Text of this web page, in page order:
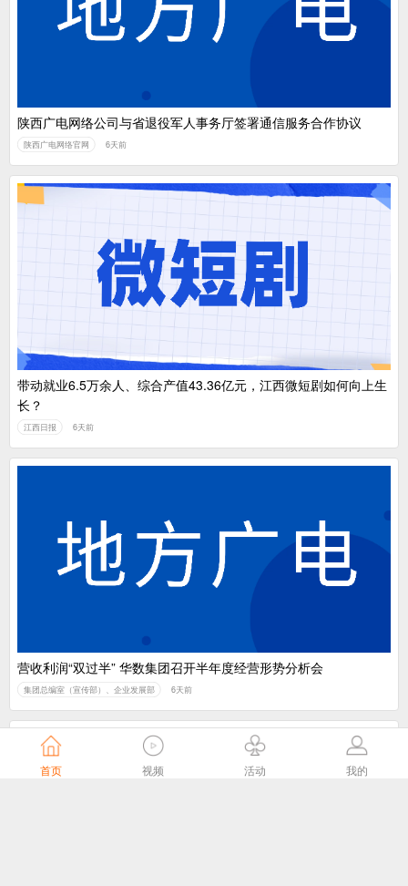
陕西广电网络公司与省退役军人事务厅签署通信服务合作协议
陕西广电网络官网 6天前
带动就业6.5万余人、综合产值43.36亿元，江西微短剧如何向上生
长？
江西日报 6天前
营收利润“双过半” 华数集团召开半年度经营形势分析会
集团总编室（宣传部）、企业发展部 6天前
首页 视频 活动 我的